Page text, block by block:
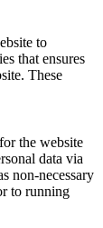
to
that ensures
These
the website
data via
non-necessary
to running